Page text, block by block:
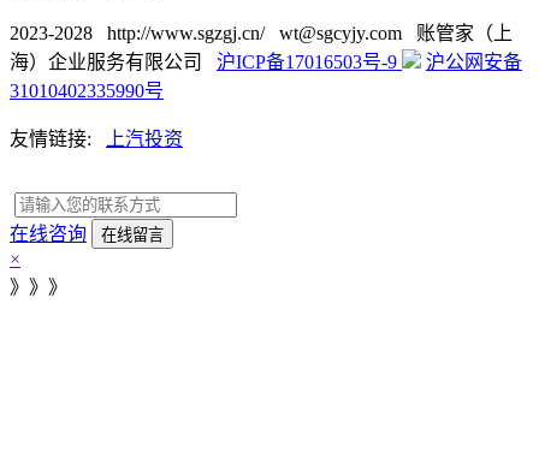
2023-2028 http://www.sgzgj.cn/ wt@sgcyjy.com 账管家（上
海）企业服务有限公司 沪ICP备17016503号-9
沪公网安备
31010402335990号
友情链接: 上汽投资
在线咨询
×
》》》